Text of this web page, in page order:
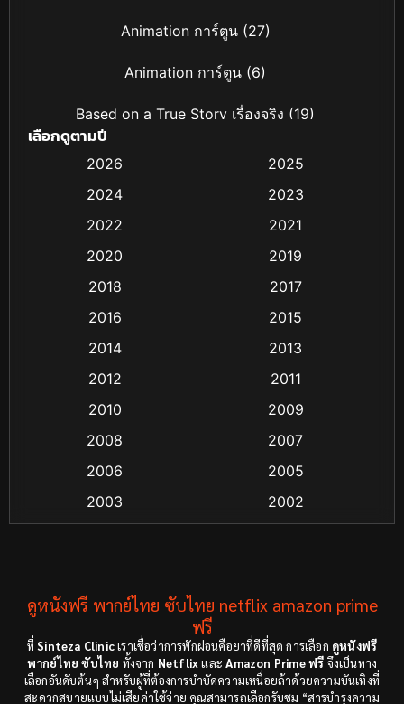
Animation การ์ตูน(27)
Animation การ์ตูน (6)
Based on a True Story เรื่องจริง (19)
Biography ชีวิตจริง (16)
Classic หนังคลาสสิก (25)
Coming-of-age ชีวิตวัยรุ่น (13)
Crime อาชญากรรม (55)
Cult Film(4)
Dance เต้น (6)
Detective สืบสวน(18)
Disaster(9)
เลือกดูตามปี
2026
2025
2024
2023
2022
2021
2020
2019
2018
2017
2016
2015
2014
2013
2012
2011
2010
2009
2008
2007
2006
2005
2003
2002
1998
1997
1971
1962
ดูหนังฟรี พากย์ไทย ซับไทย netflix amazon prime
ฟรี
ที่Sinteza Clinicเราเชื่อว่าการพักผ่อนคือยาที่ดีที่สุด การเลือก ดูหนังฟรี
พากย์ไทย ซับไทย ทั้งจาก NetflixและAmazon Prime ฟรี จึงเป็นทาง
เลือกอันดับต้นๆ สำหรับผู้ที่ต้องการบำบัดความเหนื่อยล้าด้วยความบันเทิงที่
สะดวกสบายแบบไม่เสียค่าใช้จ่าย คุณสามารถเลือกรับชม “สารบำรุงความ